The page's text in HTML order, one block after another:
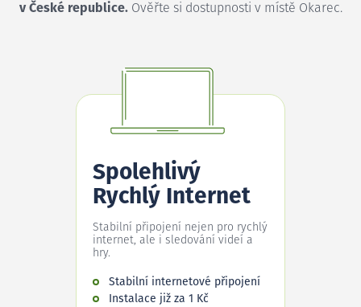
v České republice.Ověřte si dostupnosti v místě Okarec.
Spolehlivý
Rychlý Internet
Stabilní připojení nejen pro rychlý
internet, ale i sledování videí a
hry.
Stabilní internetové připojení
Instalace již za 1 Kč